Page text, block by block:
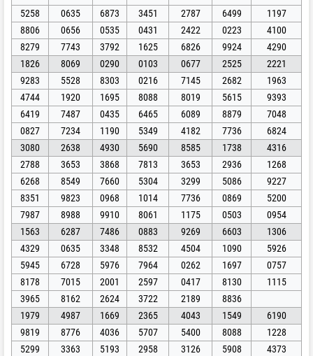
5258
0635 6873 3451 2787 6499
1197
8806
0656 0535 0431 2422 0223
4100
8279
7743 3792 1625 6826 9924
4290
1826
8069 0290 0103 0677 2525
2221
9283
5528 8303 0216 7145 2682
1963
4744
1920 1695 8088 8019 5615
9393
6419
7487 0435 6465 6089 8879
7048
0827
7234 1190 5349 4182 7736
6824
3080
2638 4930 5690 8585 1738
4316
2788
3653 3868 7813 3653 2936
1268
6268
8549 7660 5304 3299 5086
9227
8351
9823 0968 1014 7736 0869
5200
7987
8988 9910 8061 1175 0503
0954
1563
6287 7486 0883 9269 6603
1306
4329
0635 3348 8532 4504 1090
5926
5945
6728 5976 7964 0262 1697
0757
8178
7015 2001 2597 0417 8130
1115
3965
8162 2624 3722 2189
8836
1979
4987 1669 2365 4043 1549
6190
9819
8776 4036 5707 5400 8088
1228
5299
3363 5193 2958 3126 5908
4373